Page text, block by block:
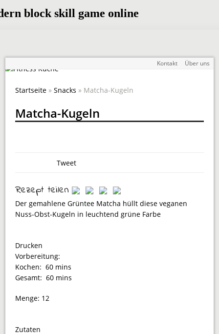
Kontakt Über uns
Startseite »Snacks » Matcha-Kugeln
Matcha-Kugeln
Tweet
Rezept teilen
Der gemahlene Grüntee Matcha hüllt diese veganen
Nuss-Obst-Kugeln in leuchtend grüne Farbe
Drucken
Vorbereitung:
Kochen:60 mins
Gesamt:60 mins
Menge: 12
Zutaten